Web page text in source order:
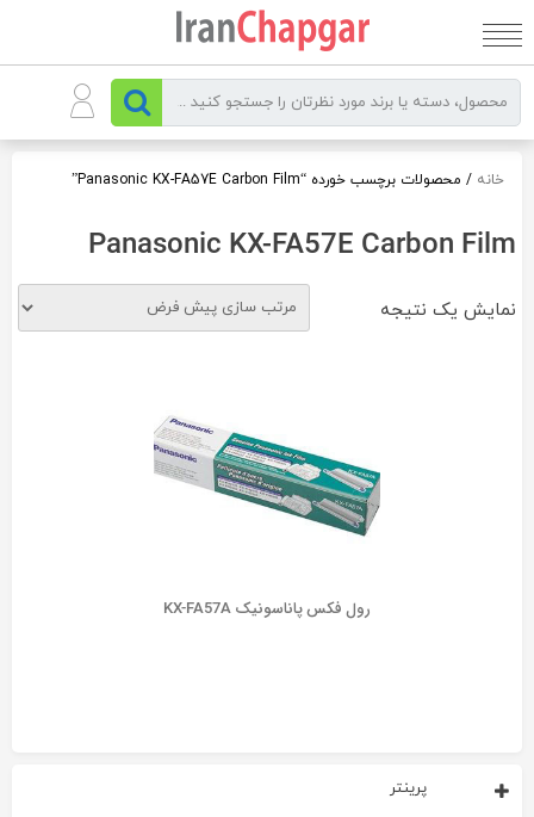
به
خانه / محصولات برچسب خورده “Panasonic KX-FA57E Carbon Film”
Panasonic KX-FA57E Carbon Film
نمایش یک نتیجه
رول فکس پاناسونيک KX-FA57A
پرینتر